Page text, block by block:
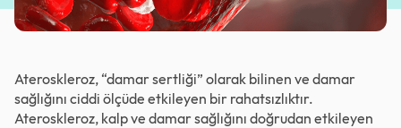
Ateroskleroz, “damar sertliği” olarak bilinen ve damar
sağlığını ciddi ölçüde etkileyen bir rahatsızlıktır.
Ateroskleroz, kalp ve damar sağlığını doğrudan etkileyen